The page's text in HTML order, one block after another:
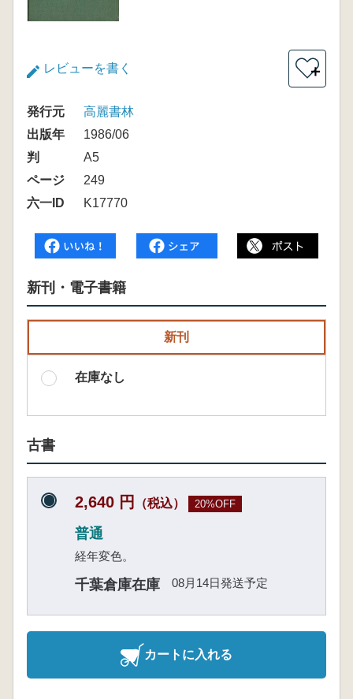
レビューを書く ＋
発行元
高麗書林
出版年
1986/06
判
A5
ページ
249
六一ID
K17770
新刊・電子書籍
新刊
在庫なし
古書
2,640 円 （税込） 20%OFF
普通
経年変色。
千葉倉庫在庫 08月14日発送予定
カートに入れる